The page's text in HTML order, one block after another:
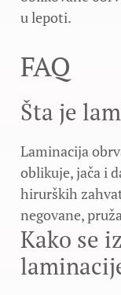
u lepoti.
FAQ
Šta je
Laminacija
oblikuje, jača i
hirurških
negovane,
Kako se